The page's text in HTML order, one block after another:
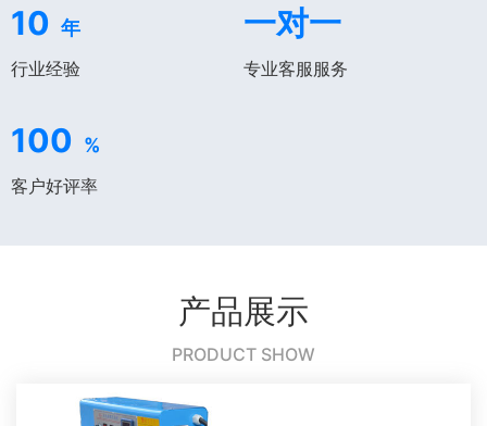
10 年
行业经验
一对一
专业客服服务
100 %
客户好评率
产品展示
PRODUCT SHOW